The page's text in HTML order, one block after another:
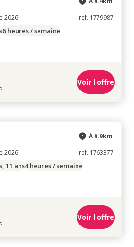
2026
ref. 1779987
6 heures / semaine
Voir l'offre
2026
À 9.9km
ref. 1763377
11 ans4 heures / semaine
Voir l'offre